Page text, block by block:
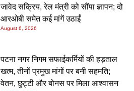
जावेद सक्रिय, रेल मंत्री को सौंपा ज्ञापन; दो
आरओबी समेत कई मांगें उठाईं
August 6, 2026
पटना नगर निगम सफाईकर्मियों की हड़ताल
खत्म, तीनों प्रमुख मांगों पर बनी सहमति;
वेतन, छुट्टी और बोनस पर मिला आश्वासन